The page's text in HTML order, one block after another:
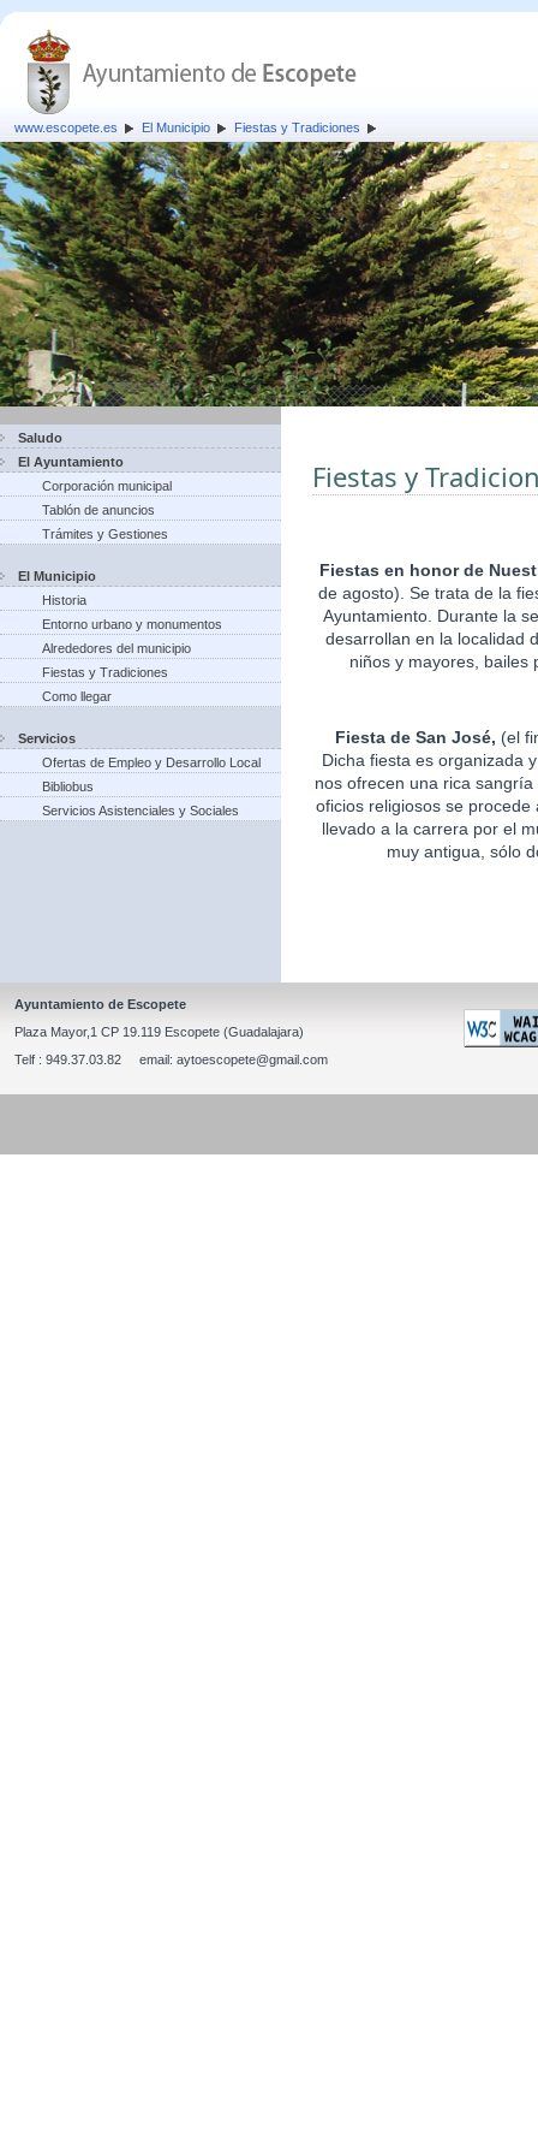
www.escopete.es El Municipio Fiestas y Tradiciones
Saludo
El Ayuntamiento
Corporación municipal
Tablón de anuncios
Trámites y Gestiones
El Municipio
Historia
Entorno urbano y monumentos
Alrededores del municipio
Fiestas y Tradiciones
Como llegar
Servicios
Ofertas de Empleo y Desarrollo Local
Bibliobus
Servicios Asistenciales y Sociales
Fiestas y
Fiestas en honor de
de agosto). Se trata de la
Ayuntamiento. Durante la
desarrollan en la localidad
niños y mayores, bailes
Fiesta de San José, (el
Dicha fiesta es organizada
nos ofrecen una rica
oficios religiosos se
llevado a la carrera por el
muy antigua, sólo
Ayuntamiento de Escopete
Plaza Mayor,1 CP 19.119 Escopete (Guadalajara)
Telf : 949.37.03.82 email: aytoescopete@gmail.com